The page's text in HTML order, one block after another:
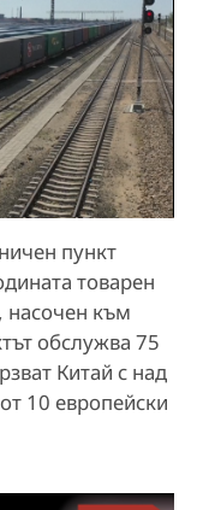
пункт
товарен
насочен към
обслужва 75
Китай с над
10 европейски